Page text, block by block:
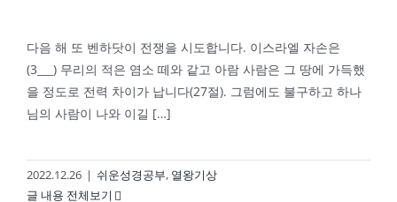
다음 해 또 벤하닷이 전쟁을 시도합니다. 이스라엘 자손은
(3___) 무리의 적은 염소 떼와 같고 아람 사람은 그 땅에 가득했
을 정도로 전력 차이가 납니다(27절). 그럼에도 불구하고 하나
님의 사람이 나와 이길 […]
2022.12.26 | 쉬운성경공부, 열왕기상
글 내용 전체보기